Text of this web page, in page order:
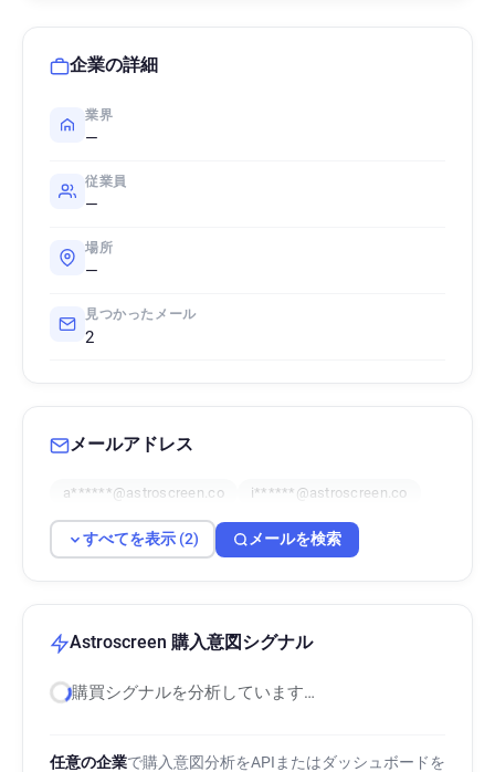
企業の詳細
業界
—
従業員
—
場所
—
見つかったメール
2
メールアドレス
a******@astroscreen.co i******@astroscreen.co
すべてを表示 (2) メールを検索
Astroscreen 購入意図シグナル
購買シグナルを分析しています…
任意の企業で購入意図分析をAPIまたはダッシュボードを